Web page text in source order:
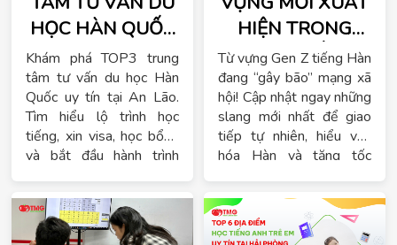
HỌC HÀN QUỐC
Ở AN LÃO
Khám phá TOP3 trung
tâm tư vấn du học Hàn
Quốc uy tín tại An Lão.
Tìm hiểu lộ trình học
tiếng, xin visa, học bổng
và bắt đầu hành trình
Quốc ngay hôm nay!
HIỆN TRONG
GEN Z TIẾNG
HÀN – CẬP
NHẬT NGAY ĐỂ
KHÔNG "LẠC
HẬU"
Từ vựng Gen Z tiếng Hàn
đang “gây bão” mạng xã
hội! Cập nhật ngay những
slang mới nhất để giao
tiếp tự nhiên, hiểu văn
hóa Hàn và tăng tốc
quả!